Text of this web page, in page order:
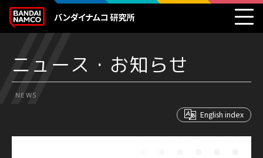
ニュース・お知らせ
NEWS
English index